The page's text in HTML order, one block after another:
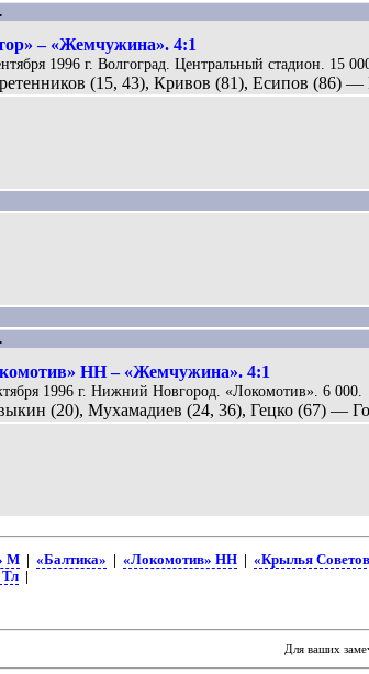
– «Жемчужина». 4:1
1996 г. Волгоград. Центральный стадион. 15
(15, 43), Кривов (81), Есипов (86) —
НН – «Жемчужина». 4:1
1996 г. Нижний Новгород. «Локомотив». 6 000.
(20), Мухамадиев (24, 36), Гецко (67) —
М| «Балтика» | «Локомотив» НН| «Крылья
|
Для ваших